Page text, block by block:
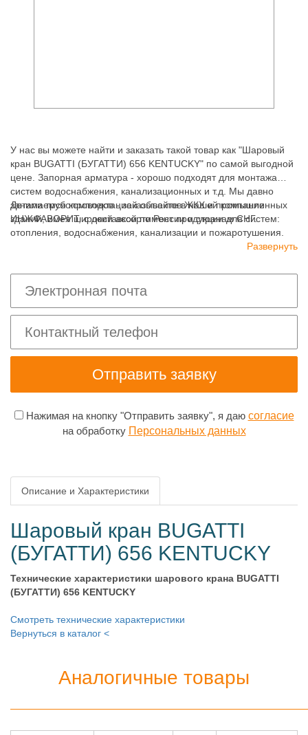
У нас вы можете найти и заказать такой товар как "Шаровый
кран BUGATTI (БУГАТТИ) 656 KENTUCKY" по самой выгодной
цене. Запорная арматура - хорошо подходят для монтажа
систем водоснабжения, канализационных и т.д. Мы давно
занимаемся комплектацией объектов ЖКХ и промышленных
зданий, имея широкий ассортимент продукции для систем:
отопления, водоснабжения, канализации и пожаротушения.
Детали трубопроводов - заказывайте в нашей компании
ИНЖФАВОРИТ, с доставкой по России и странам СНГ.
Развернуть
Нажимая на кнопку "Отправить заявку", я даю согласие
на обработку Персональных данных
Описание и Характеристики
Шаровый кран BUGATTI
(БУГАТТИ) 656 KENTUCKY
Технические характеристики шарового крана BUGATTI
(БУГАТТИ) 656 KENTUCKY
Смотреть технические характеристики
Вернуться в каталог <
Аналогичные товары